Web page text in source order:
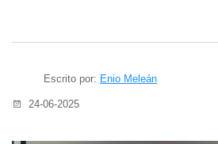
Escrito por: Enio Meleán
24-06-2025